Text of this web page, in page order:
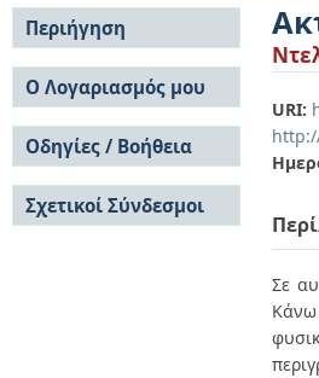
URI:
Σε
Περιήγηση
Σε όλο το DSpace
Κοινότητες & Συλλογές
Ανά Ημερομηνία
Έκδοσης
Συγγραφείς
Τίτλοι
Θέματα
Ο Λογαριασμός μου
Σύνδεση
Εγγραφή
Οδηγίες / Βοήθεια
Οδηγίες Υποβολής
Οδηγίες Χρήσης ΙΑ
Συχνές Ερωτήσεις
Σχετικοί Σύνδεσμοι